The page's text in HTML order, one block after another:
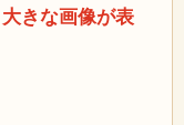
きな画像が表